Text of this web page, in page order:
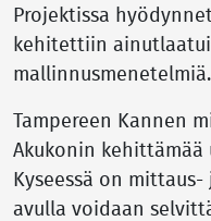
Projektissa
kehitettiin
mallinnusmenetelmiä.
Tampereen Kannen
Akukonin
Kyseessä on
avulla voidaan